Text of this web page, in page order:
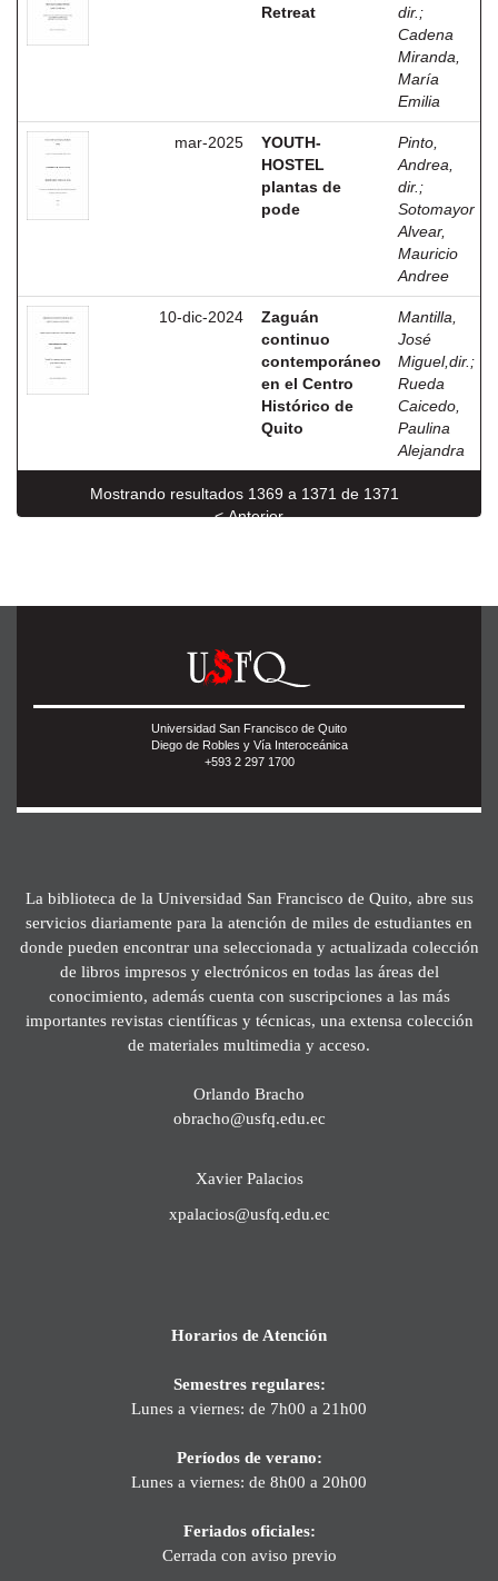
Retreat
dir. ;
Cadena
Miranda,
María
Emilia
mar-2025
YOUTH-
HOSTEL
plantas de
pode
Pinto,
Andrea,
dir. ;
Sotomayor
Alvear,
Mauricio
Andree
10-dic-2024
Zaguán
continuo
contemporáneo
en el Centro
Histórico de
Quito
Mantilla,
José
Miguel,dir. ;
Rueda
Caicedo,
Paulina
Alejandra
Mostrando resultados 1369 a 1371 de 1371
< Anterior
Universidad San Francisco de Quito
Diego de Robles y Vía Interoceánica
+593 2 297 1700
La biblioteca de la Universidad San Francisco de Quito, abre sus
servicios diariamente para la atención de miles de estudiantes en
donde pueden encontrar una seleccionada y actualizada colección
de libros impresos y electrónicos en todas las áreas del
conocimiento, además cuenta con suscripciones a las más
importantes revistas científicas y técnicas, una extensa colección
de materiales multimedia y acceso.
Orlando Bracho
obracho@usfq.edu.ec
Xavier Palacios
xpalacios@usfq.edu.ec
Horarios de Atención
Semestres regulares:
Lunes a viernes: de 7h00 a 21h00
Períodos de verano:
Lunes a viernes: de 8h00 a 20h00
Feriados oficiales:
Cerrada con aviso previo